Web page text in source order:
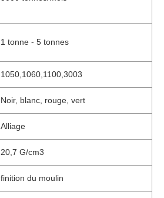
1 tonne - 5 tonnes
1050,1060,1100,3003
Noir, blanc, rouge, vert
Alliage
20,7 G/cm3
finition du moulin